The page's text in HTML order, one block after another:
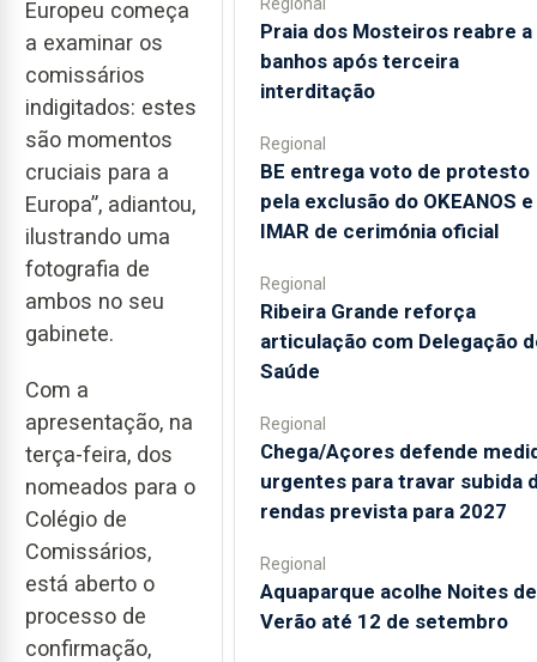
Europeu começa
a examinar os
comissários
indigitados: estes
são momentos
cruciais para a
Europa”, adiantou,
ilustrando uma
fotografia de
ambos no seu
gabinete.
Com a
apresentação, na
terça-feira, dos
nomeados para o
Colégio de
Comissários,
está aberto o
processo de
confirmação,
Praia dos Mosteiros reabre a
banhos após terceira
interditação
Regional
BE entrega voto de protesto
pela exclusão do OKEANOS e
IMAR de cerimónia oficial
Regional
Ribeira Grande reforça
articulação com Delegação
Saúde
Regional
Chega/Açores defende
urgentes para travar subida
rendas prevista para 2027
Regional
Aquaparque acolhe Noites de
Verão até 12 de setembro